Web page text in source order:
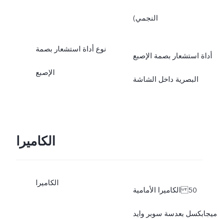
النجمي)
نوع أداة استشعار بصمة
الإصبع
أداة استشعار بصمة الإصبع
البصرية داخل الشاشة
الكاميرا
الكاميرا
الكاميرا الأمامية 50
ميجابكسل بعدسة سوبر وايد